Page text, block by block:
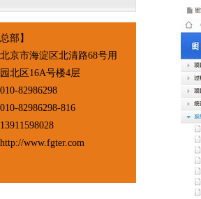
部】
京市海淀区北清路68号用
北区16A号楼4层
82986298
82986298-816
www.fgter.com